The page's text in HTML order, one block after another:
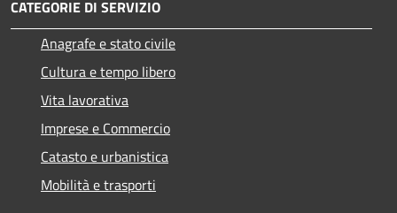
CATEGORIE DI SERVIZIO
Anagrafe e stato civile
Cultura e tempo libero
Vita lavorativa
Imprese e Commercio
Catasto e urbanistica
Mobilità e trasporti